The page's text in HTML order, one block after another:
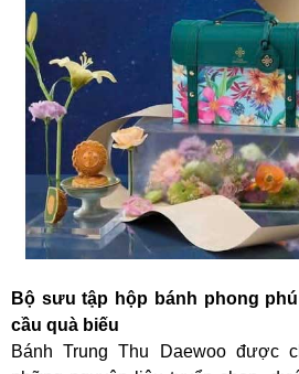
Bộ sưu tập hộp bánh phong
cầu quà biếu
Bánh Trung Thu Daewoo được